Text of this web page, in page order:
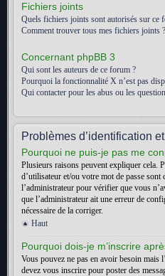
Fichiers joints
Quels fichiers joints sont autorisés sur ce
Comment trouver tous mes fichiers joints ?
Concernant phpBB 3
Qui sont les auteurs de ce forum ?
Pourquoi la fonctionnalité X n’est pas
Qui contacter pour les abus ou les
Problèmes d’identification
Pourquoi ne puis-je pas me
Plusieurs raisons peuvent expliquer cela.
d’utilisateur et/ou votre mot de passe sont
l’administrateur pour vérifier que vous
que l’administrateur ait une erreur de
nécessaire de la corriger.
Haut
Pourquoi dois-je m’inscrire
Vous pouvez ne pas en avoir besoin mais
devez vous inscrire pour poster des